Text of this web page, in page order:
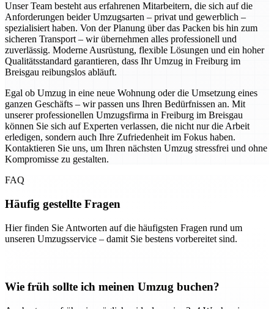
Unser Team besteht aus erfahrenen Mitarbeitern, die sich auf die
Anforderungen beider Umzugsarten – privat und gewerblich –
spezialisiert haben. Von der Planung über das Packen bis hin zum
sicheren Transport – wir übernehmen alles professionell und
zuverlässig. Moderne Ausrüstung, flexible Lösungen und ein hoher
Qualitätsstandard garantieren, dass Ihr Umzug in Freiburg im
Breisgau reibungslos abläuft.
Egal ob Umzug in eine neue Wohnung oder die Umsetzung eines
ganzen Geschäfts – wir passen uns Ihren Bedürfnissen an. Mit
unserer professionellen Umzugsfirma in Freiburg im Breisgau
können Sie sich auf Experten verlassen, die nicht nur die Arbeit
erledigen, sondern auch Ihre Zufriedenheit im Fokus haben.
Kontaktieren Sie uns, um Ihren nächsten Umzug stressfrei und ohne
Kompromisse zu gestalten.
FAQ
Häufig gestellte Fragen
Hier finden Sie Antworten auf die häufigsten Fragen rund um
unseren Umzugsservice – damit Sie bestens vorbereitet sind.
Wie früh sollte ich meinen Umzug buchen?